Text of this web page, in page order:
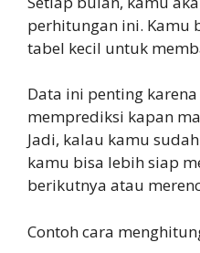
perhitungan ini. Kamu
tabel kecil untuk
Data ini penting
memprediksi kapan
Jadi, kalau kamu
kamu bisa lebih siap
berikutnya atau
Contoh cara